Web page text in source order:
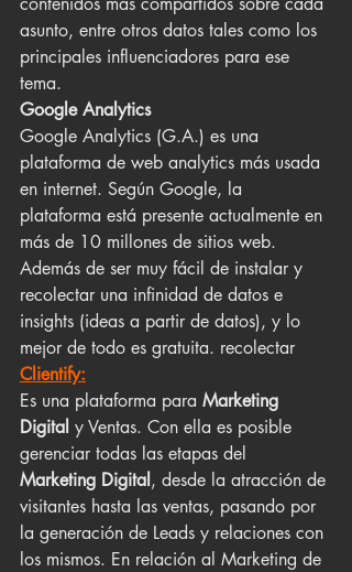
asunto, entre otros datos tales como los
principales influenciadores para ese
tema.
Google Analytics
Google Analytics (G.A.) es una
plataforma de web analytics más usada
en internet. Según Google, la
plataforma está presente actualmente en
más de 10 millones de sitios web.
Además de ser muy fácil de instalar y
recolectar una infinidad de datos e
insights (ideas a partir de datos), y lo
mejor de todo es gratuita. recolectar
Clientify:
Es una plataforma para Marketing
Digital y Ventas. Con ella es posible
gerenciar todas las etapas del
Marketing Digital , desde la atracción de
visitantes hasta las ventas, pasando por
la generación de Leads y relaciones con
los mismos. En relación al Marketing de